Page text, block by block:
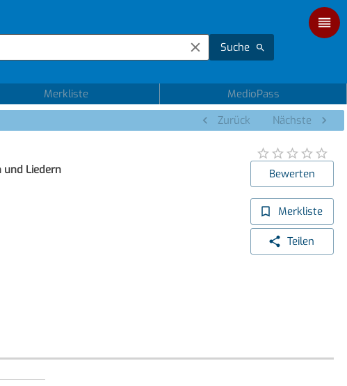
Suche
Merkliste
MedioPass
Zurück Nächste
und Liedern
Bewerten
Merkliste
Teilen